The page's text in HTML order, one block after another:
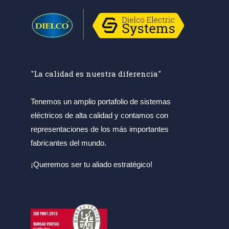
"La calidad es nuestra diferencia"
Tenemos un amplio portafolio de sistemas
eléctricos de alta calidad y contamos con
representaciones de los más importantes
fabricantes del mundo.
¡Queremos ser tu aliado estratégico!